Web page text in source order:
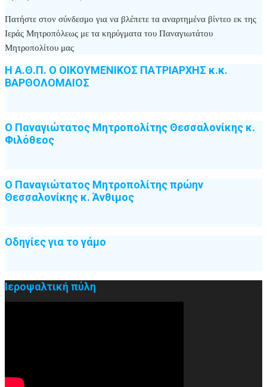
Πατήστε στον σύνδεσμο για να βλέπετε τα αναρτημένα βίντεο εκ της
Ιεράς Μητροπόλεως με τα κηρύγματα του Παναγιωτάτου
Μητροπολίτου μας
Η Α.Θ.Π. Ο ΟΙΚΟΥΜΕΝΙΚΟΣ ΠΑΤΡΙΑΡΧΗΣ κ.κ.
ΒΑΡΘΟΛΟΜΑΙΟΣ
Ο Παναγιώτατος Μητροπολίτης Θεσσαλονίκης κ.
Φιλόθεος
Ο Παναγιώτατος Μητροπολίτης πρώην
Θεσσαλονίκης κ. Άνθιμος
Οδηγίες για το γάμο
Ιεροψαλτική πύλη